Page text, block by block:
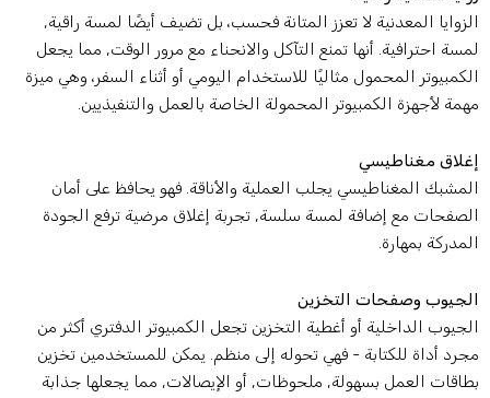
المعدنية لا تعزز المتانة فحسب، بل تضيف أيضًا لمسة راقية,
احترافية. أنها تمنع التآكل والانحناء مع مرور الوقت, مما يجعل
المحمول مثاليًا للاستخدام اليومي أو أثناء السفر، وهي ميزة
لأجهزة الكمبيوتر المحمولة الخاصة بالعمل والتنفيذيين.
مغناطيسي
المغناطيسي يجلب العملية والأناقة. فهو يحافظ على أمان
مع إضافة لمسة سلسة, تجربة إغلاق مرضية ترفع الجودة
بمهارة.
وصفحات التخزين
الداخلية أو أغطية التخزين تجعل الكمبيوتر الدفتري أكثر من
أداة للكتابة - فهي تحوله إلى منظم. يمكن للمستخدمين تخزين
العمل بسهولة, ملحوظات, أو الإيصالات, مما يجعلها جذابة